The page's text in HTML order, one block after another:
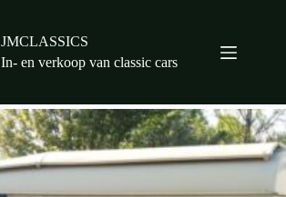
JMCLASSICS
In- en verkoop van classic cars